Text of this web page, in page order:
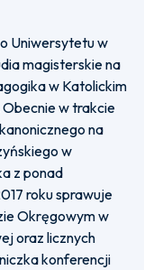
Uniwersytetu w
magisterskie na
w Katolickim
Obecnie w trakcie
na
w
z ponad
roku sprawuje
Okręgowym w
oraz licznych
konferencji